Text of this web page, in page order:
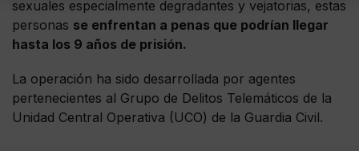
sexuales especialmente degradantes y vejatorias, estas
personas se enfrentan a penas que podrían llegar
hasta los 9 años de prisión.
La operación ha sido desarrollada por agentes
pertenecientes al Grupo de Delitos Telemáticos de la
Unidad Central Operativa (UCO) de la Guardia Civil.